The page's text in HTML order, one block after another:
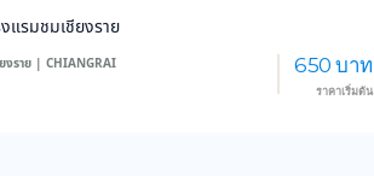
งแรมชมเชียงราย
งราย | CHIANGRAI 650 บาท
ราคาเริ่มต้น